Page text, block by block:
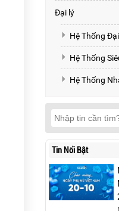
Đại lý
Hệ Thống
Hệ Thống
Hệ Thống
Tin Nổi Bật